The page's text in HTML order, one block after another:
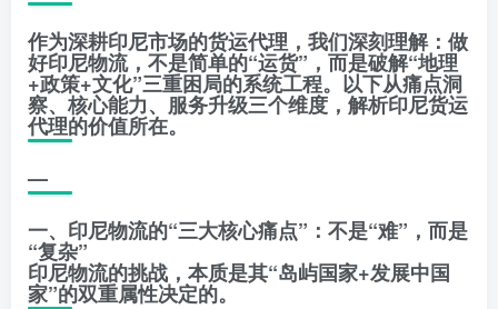
作为深耕印尼市场的货运代理，我们深刻理解：做
好印尼物流，不是简单的“运货”，而是破解“地理
+政策+文化”三重困局的系统工程。以下从痛点洞
察、核心能力、服务升级三个维度，解析印尼货运
代理的价值所在。
—
一、印尼物流的“三大核心痛点”：不是“难”，而是
“复杂”
印尼物流的挑战，本质是其“岛屿国家+发展中国
家”的双重属性决定的。